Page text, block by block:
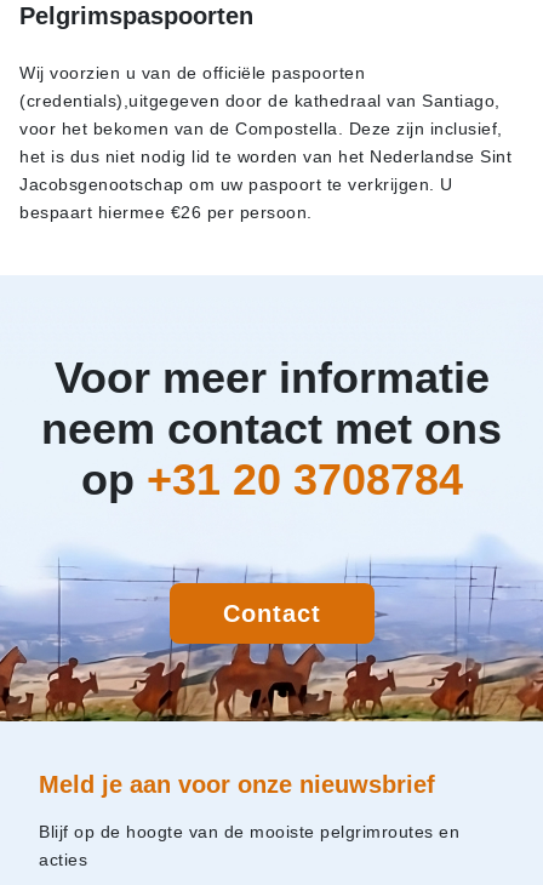
Pelgrimspaspoorten
Wij voorzien u van de officiële paspoorten
(credentials),uitgegeven door de kathedraal van Santiago,
voor het bekomen van de Compostella. Deze zijn inclusief,
het is dus niet nodig lid te worden van het Nederlandse Sint
Jacobsgenootschap om uw paspoort te verkrijgen. U
bespaart hiermee €26 per persoon.
Voor meer informatie
neem contact met ons
op +31 20 3708784
Contact
Meld je aan voor onze nieuwsbrief
Blijf op de hoogte van de mooiste pelgrimroutes en
acties